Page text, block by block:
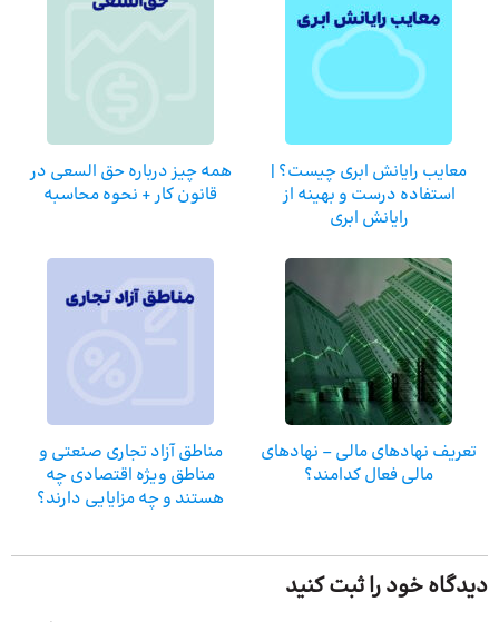
معایب رایانش ابری چیست؟ |
استفاده درست و بهینه از
رایانش ابری
همه چیز درباره حق السعی در
قانون کار + نحوه محاسبه
تعریف نهادهای مالی – نهادهای
مالی فعال کدامند؟
مناطق آزاد تجاری صنعتی و
مناطق ویژه اقتصادی چه
هستند و چه مزایایی دارند؟
دیدگاه خود را ثبت کنید